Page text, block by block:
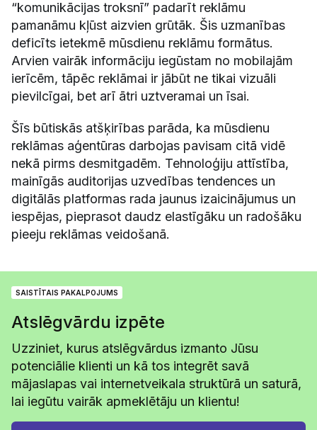
“komunikācijas troksnī” padarīt reklāmu
pamanāmu kļūst aizvien grūtāk. Šis uzmanības
deficīts ietekmē mūsdienu reklāmu formātus.
Arvien vairāk informāciju iegūstam no mobilajām
ierīcēm, tāpēc reklāmai ir jābūt ne tikai vizuāli
pievilcīgai, bet arī ātri uztveramai un īsai.
Šīs būtiskās atšķirības parāda, ka mūsdienu
reklāmas aģentūras darbojas pavisam citā vidē
nekā pirms desmitgadēm. Tehnoloģiju attīstība,
mainīgās auditorijas uzvedības tendences un
digitālās platformas rada jaunus izaicinājumus un
iespējas, pieprasot daudz elastīgāku un radošāku
pieeju reklāmas veidošanā.
SAISTĪTAIS PAKALPOJUMS
Atslēgvārdu izpēte
Uzziniet, kurus atslēgvārdus izmanto Jūsu
potenciālie klienti un kā tos integrēt savā
mājaslapas vai internetveikala struktūrā un saturā,
lai iegūtu vairāk apmeklētāju un klientu!